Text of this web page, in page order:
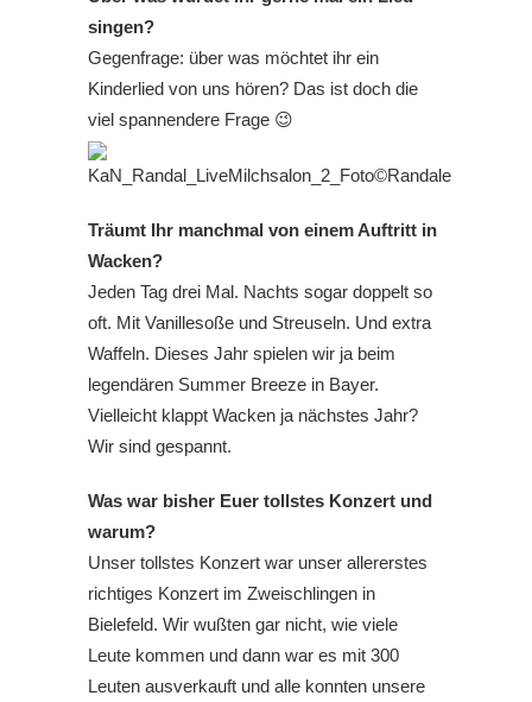
singen?
Gegenfrage: über was möchtet ihr ein
Kinderlied von uns hören? Das ist doch die
viel spannendere Frage 😉
Träumt Ihr manchmal von einem Auftritt in
Wacken?
Jeden Tag drei Mal. Nachts sogar doppelt so
oft. Mit Vanillesoße und Streuseln. Und extra
Waffeln. Dieses Jahr spielen wir ja beim
legendären Summer Breeze in Bayer.
Vielleicht klappt Wacken ja nächstes Jahr?
Wir sind gespannt.
Was war bisher Euer tollstes Konzert und
warum?
Unser tollstes Konzert war unser allererstes
richtiges Konzert im Zweischlingen in
Bielefeld. Wir wußten gar nicht, wie viele
Leute kommen und dann war es mit 300
Leuten ausverkauft und alle konnten unsere